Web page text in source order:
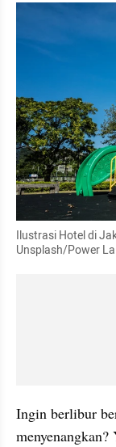
Ilustrasi Hotel di
Unsplash/Power
Ingin berlibur